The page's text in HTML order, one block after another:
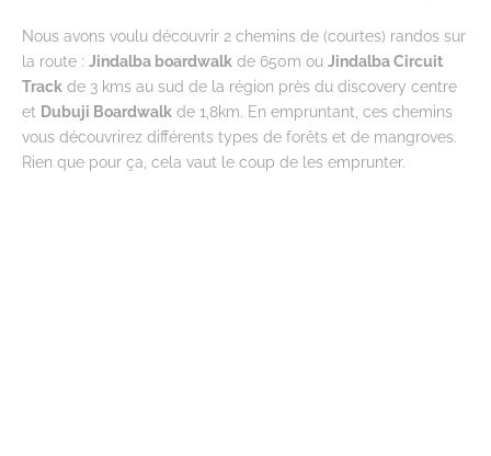
Nous avons voulu découvrir 2 chemins de (courtes) randos sur
la route : Jindalba boardwalk de 650m ou Jindalba Circuit
Track de 3 kms au sud de la région près du discovery centre
et Dubuji Boardwalk de 1,8km. En empruntant, ces chemins
vous découvrirez différents types de forêts et de mangroves.
Rien que pour ça, cela vaut le coup de les emprunter.